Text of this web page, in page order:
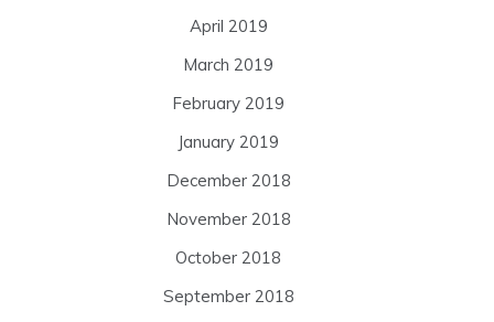
April 2019
March 2019
February 2019
January 2019
December 2018
November 2018
October 2018
September 2018